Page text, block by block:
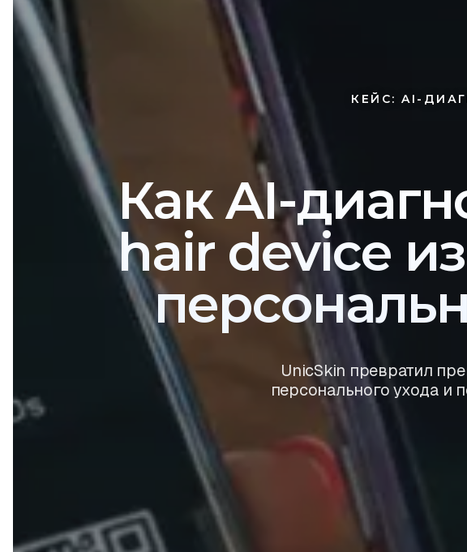
КЕЙС: AI-
Как AI-
hair device
UnicSkin превратил
персонального ухода и